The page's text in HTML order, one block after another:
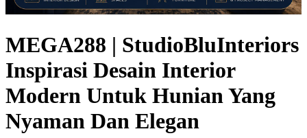
MEGA288 | StudioBluInteriors
Inspirasi Desain Interior
Modern Untuk Hunian Yang
Nyaman Dan Elegan